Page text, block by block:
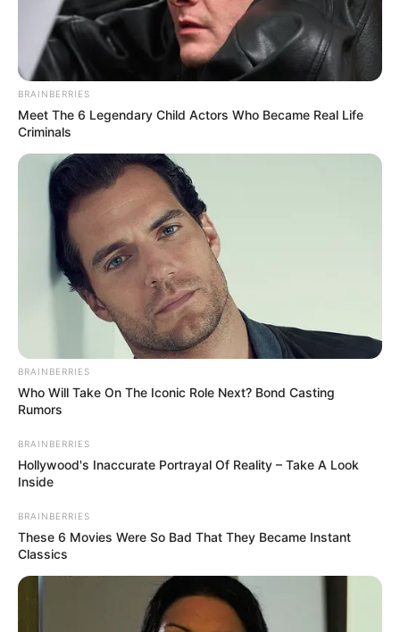
เก่ง มีอาชีพที่ค่อนข้างอิสระหรือทำงานที่ไม่ต้องเกี่ยวข้องกับ
คนมากนัก ปรับตัวให้เข้ากับสถานการณ์ต่างๆได้ดี
5. เหน็บกระเป๋าไว้ด้านหลังเป็นคนที่ลังเล สองจิตสองใจ
ชอบการเปลี่ยนแปลงหรือการท่องเที่ยวเป็นชีวิตจิตใจ ไม่
ชอบสร้างปัญหาและความเดือดร้อนให้ใคร เชื่อในความถูก
ต้องและเป็นจริง มีโลกส่วนตัวสูง หาเงินเก่งและใช้เงินเก่ง
เหมือนกัน
BRAINBERRIES
Meet The 6 Legendary Child Actors Who Became Real Life
Criminals
BRAINBERRIES
Who Will Take On The Iconic Role Next? Bond Casting
Rumors
BRAINBERRIES
Hollywood's Inaccurate Portrayal Of Reality – Take A Look
Inside
BRAINBERRIES
These 6 Movies Were So Bad That They Became Instant
Classics